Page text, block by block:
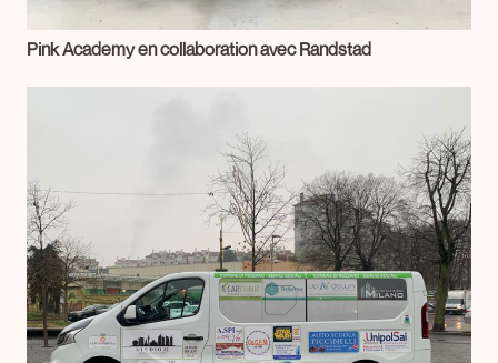
Pink Academy en collaboration avec Randstad